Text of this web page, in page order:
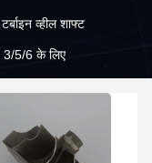
व्हील शाफ्ट
5/6 के लिए